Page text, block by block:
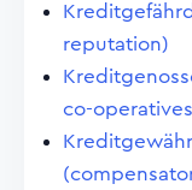
reputation)
co-